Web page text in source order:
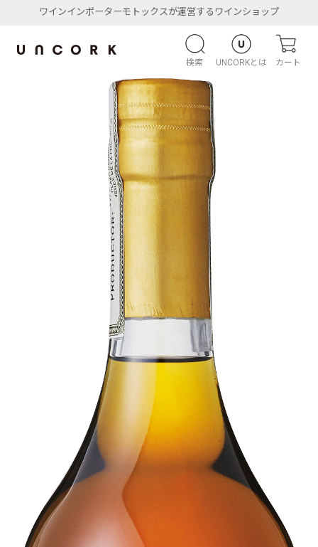
ワインインポーターモトックスが運営するワインショップ
検索 UNCORKとは カート